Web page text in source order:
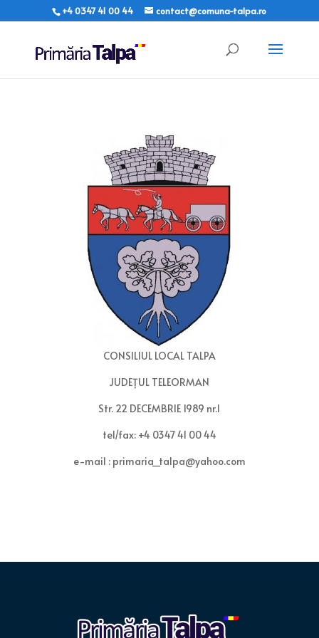
+4 0347 41 00 44 contact@comuna-talpa.ro
CONSILIUL LOCAL TALPA
JUDEȚUL TELEORMAN
Str. 22 DECEMBRIE 1989 nr.1
tel/fax: +4 0347 41 00 44
e-mail : primaria_talpa@yahoo.com